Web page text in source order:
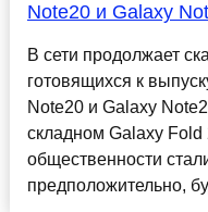
Note20 и Galaxy
В сети продолжает
готовящихся к
Note20 и Galaxy
складном Galaxy Fold
общественности
предположительно,